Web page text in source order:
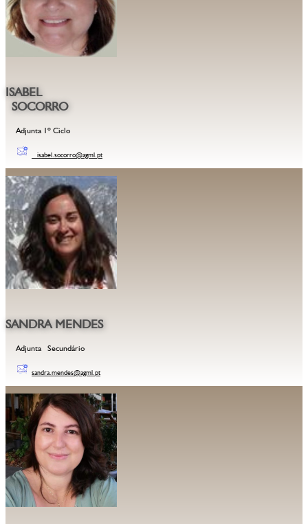
ISABEL
SOCORRO
Adjunta 1º Ciclo
isabel.socorro@agml.pt
SANDRA MENDES
Adjunta Secundário
sandra.mendes@agml.pt